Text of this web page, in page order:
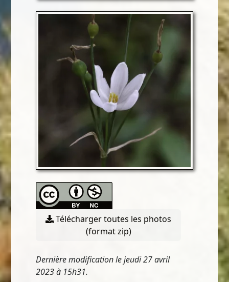
Télécharger toutes les photos
(format zip)
Dernière modification le jeudi 27 avril
2023 à 15h31.